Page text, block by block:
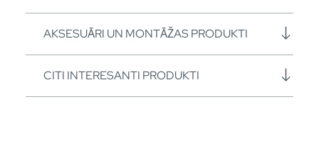
AKSESUĀRI UN MONTĀŽAS PRODUKTI
CITI INTERESANTI PRODUKTI